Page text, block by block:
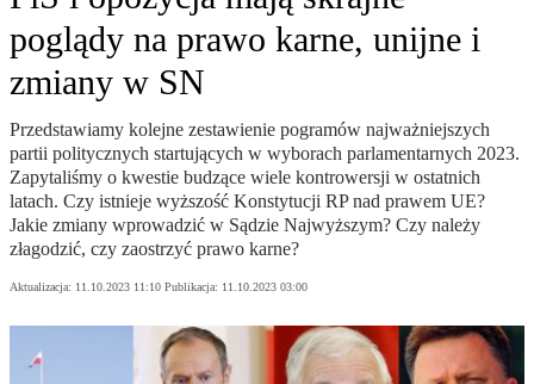
poglądy na prawo karne, unijne i
zmiany w SN
Przedstawiamy kolejne zestawienie pogramów najważniejszych
partii politycznych startujących w wyborach parlamentarnych 2023.
Zapytaliśmy o kwestie budzące wiele kontrowersji w ostatnich
latach. Czy istnieje wyższość Konstytucji RP nad prawem UE?
Jakie zmiany wprowadzić w Sądzie Najwyższym? Czy należy
złagodzić, czy zaostrzyć prawo karne?
Aktualizacja: 11.10.2023 11:10 Publikacja: 11.10.2023 03:00